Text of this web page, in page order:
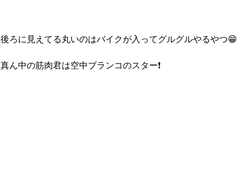
後ろに見えてる丸いのはバイクが入ってグルグルやるやつ😁
真ん中の筋肉君は空中ブランコのスター❗️